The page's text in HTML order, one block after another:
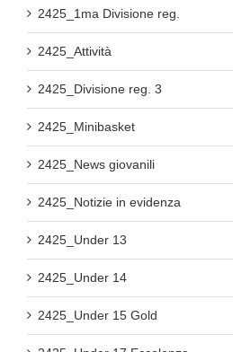
2425_1ma Divisione reg.
2425_Attività
2425_Divisione reg. 3
2425_Minibasket
2425_News giovanili
2425_Notizie in evidenza
2425_Under 13
2425_Under 14
2425_Under 15 Gold